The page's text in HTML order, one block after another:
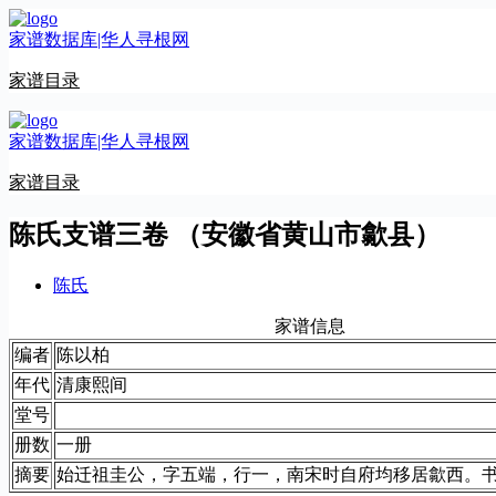
跳
至
容
家谱数据库|华人寻根网
家谱目录
家谱数据库|华人寻根网
家谱目录
陈氏支谱三卷 （安徽省黄山市歙县）
陈氏
家谱信息
编者 陈以柏
年代 清康熙间
堂号
册数 一册
摘要 始迁祖圭公，字五端，行一，南宋时自府均移居歙西。